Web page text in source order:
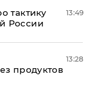
тактику
России
13:49
продуктов
13:28